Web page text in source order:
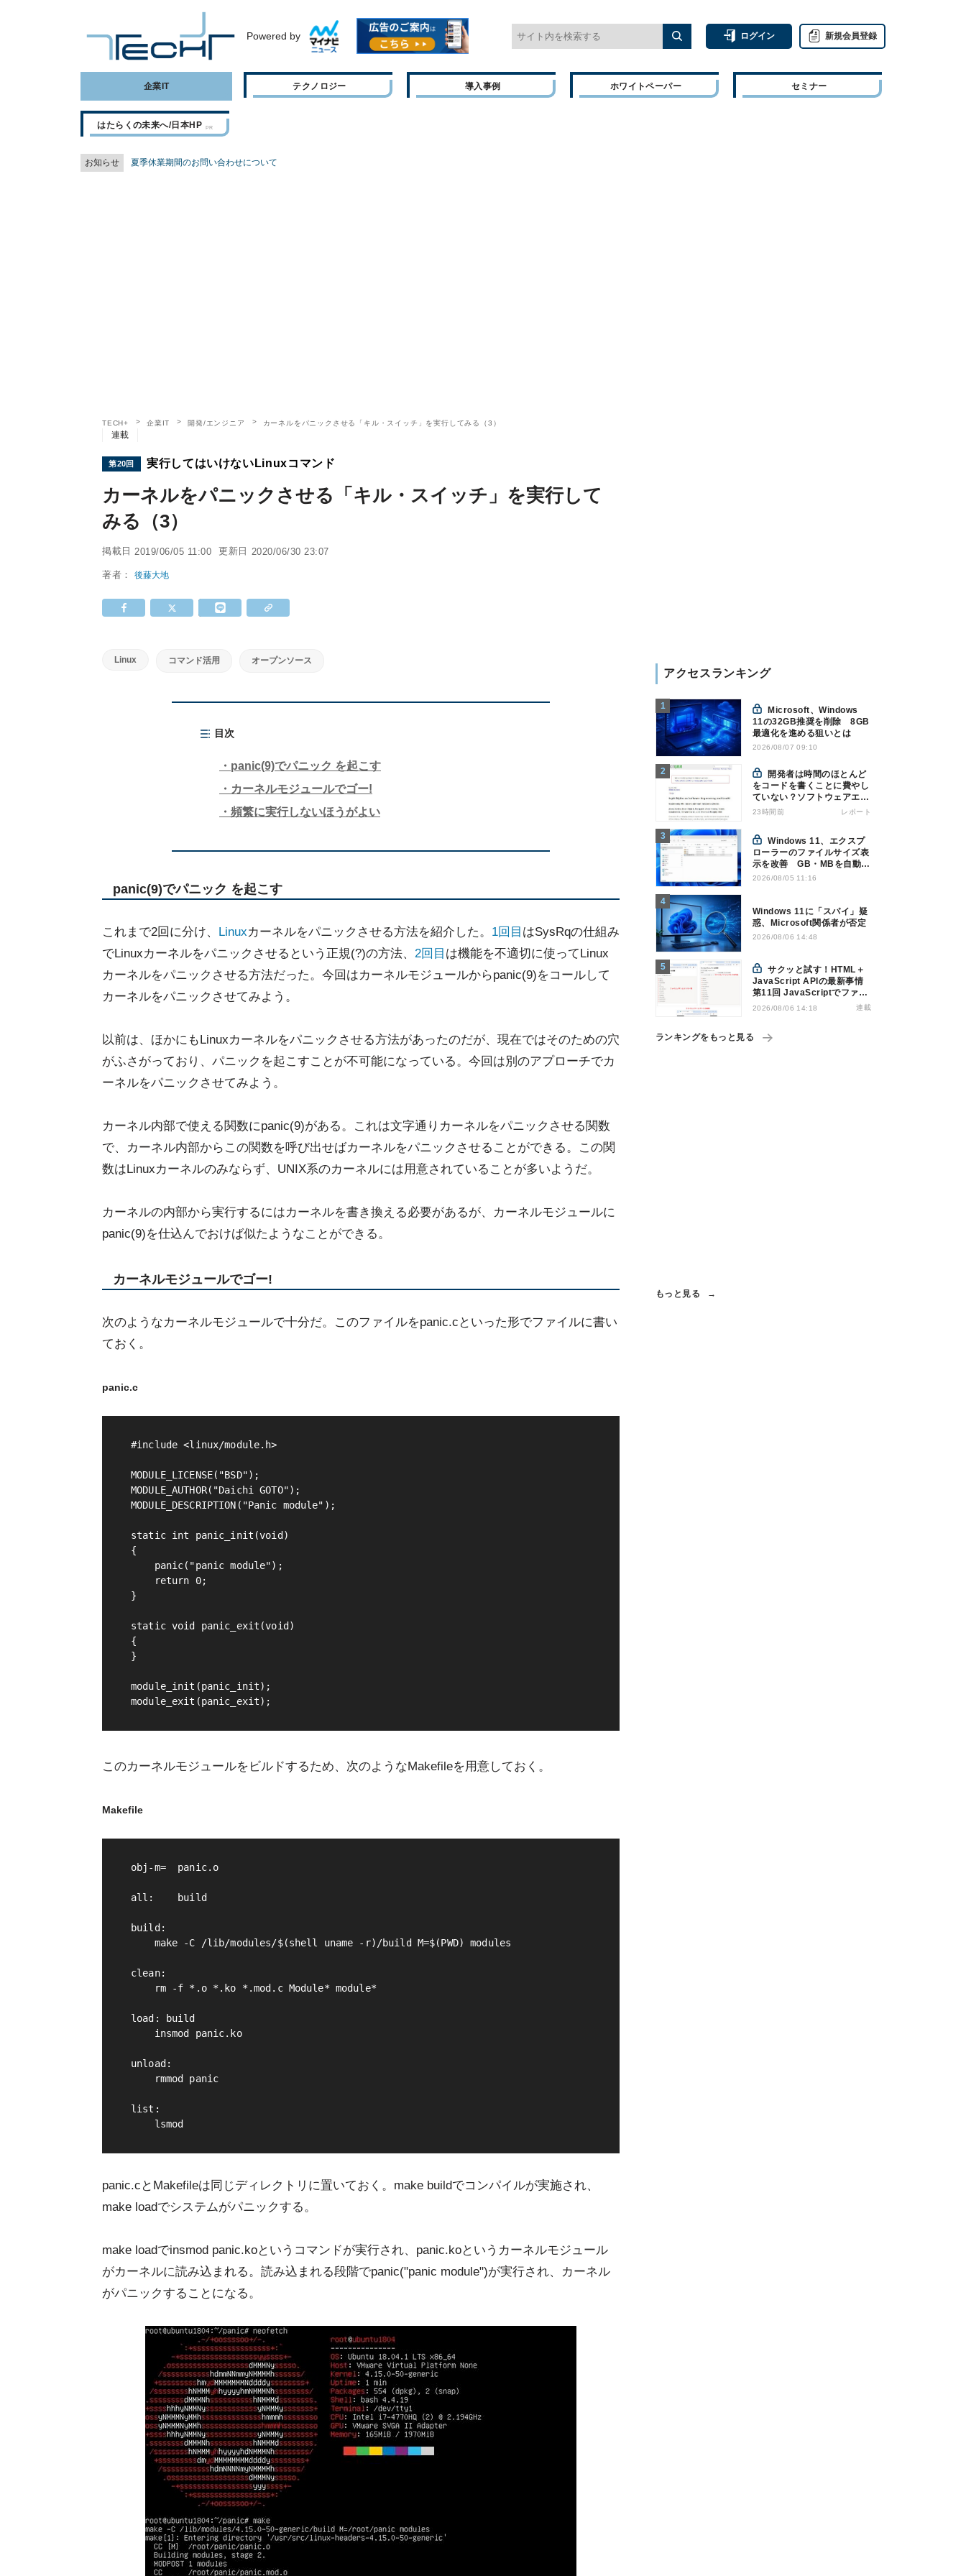
Powered by ログイン 新規会員登録
企業IT テクノロジー 導入事例 ホワイトペーパー セミナー
はたらくの未来へ/日本HP
お知らせ 夏季休業期間のお問い合わせについて
TECH+ 企業IT 開発/エンジニア カーネルをパニックさせる「キル・スイッチ」を実行してみる（3）
連載
第20回 実行してはいけないLinuxコマンド
カーネルをパニックさせる「キル・スイッチ」を実行して
みる（3）
掲載日 2019/06/05 11:00 更新日 2020/06/30 23:07
著者：後藤大地
Linux コマンド活用 オープンソース
目次
panic(9)でパニック を起こす
カーネルモジュールでゴー!
頻繁に実行しないほうがよい
panic(9)でパニック を起こす
これまで2回に分け、 Linuxカーネルをパニックさせる方法を紹介した。 1回目 はSysRqの仕組み
でLinuxカーネルをパニックさせるという正規(?)の方法、 2回目 は機能を不適切に使ってLinux
カーネルをパニックさせる方法だった。今回はカーネルモジュールからpanic(9)をコールして
カーネルをパニックさせてみよう。
以前は、ほかにもLinuxカーネルをパニックさせる方法があったのだが、現在ではそのための穴
がふさがっており、パニックを起こすことが不可能になっている。今回は別のアプローチでカ
ーネルをパニックさせてみよう。
カーネル内部で使える関数にpanic(9)がある。これは文字通りカーネルをパニックさせる関数
で、カーネル内部からこの関数を呼び出せばカーネルをパニックさせることができる。この関
数はLinuxカーネルのみならず、UNIX系のカーネルには用意されていることが多いようだ。
カーネルの内部から実行するにはカーネルを書き換える必要があるが、カーネルモジュールに
panic(9)を仕込んでおけば似たようなことができる。
カーネルモジュールでゴー!
次のようなカーネルモジュールで十分だ。このファイルをpanic.cといった形でファイルに書い
ておく。
panic.c
#include <linux/module.h>
MODULE_LICENSE("BSD");
MODULE_AUTHOR("Daichi GOTO");
MODULE_DESCRIPTION("Panic module");
static int panic_init(void)
{
    panic("panic module");
    return 0;
}
static void panic_exit(void)
{
}
module_init(panic_init);
このカーネルモジュールをビルドするため、次のようなMakefileを用意しておく。
Makefile
obj-m=  panic.o
all:    build
build:
    make -C /lib/modules/$(shell uname -r)/build M=$(PWD) modules
clean:
    rm -f *.o *.ko *.mod.c Module* module*
load: build
    insmod panic.ko
unload:
    rmmod panic
list:
panic.cとMakefileは同じディレクトリに置いておく。make buildでコンパイルが実施され、
make loadでシステムがパニックする。
make loadでinsmod panic.koというコマンドが実行され、panic.koというカーネルモジュール
がカーネルに読み込まれる。読み込まれる段階でpanic("panic module")が実行され、カーネル
がパニックすることになる。
アクセスランキング
11の32GB推奨を削除 8GB
最適化を進める狙いとは
2026/08/07 09:10
をコードを書くことに費やし
ていない？ソフトウェアエン
ジニアリングにおけるAIの8
23時間前 レポート
Windows 11、エクスプ
ローラーのファイルサイズ表
示を改善 GB・MBを自動表
示へ
2026/08/05 11:16
Windows 11に「スパイ」疑
惑、Microsoft関係者が否定
2026/08/06 14:48
サクッと試す！HTML＋
JavaScript APIの最新事情
第11回 JavaScriptでファイ
ル管理！Origin Private File
2026/08/06 14:18 連載
ランキングをもっと見る
もっと見る